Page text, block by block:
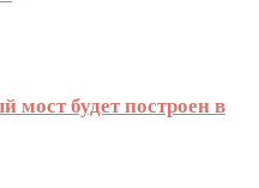
мост будет построен в